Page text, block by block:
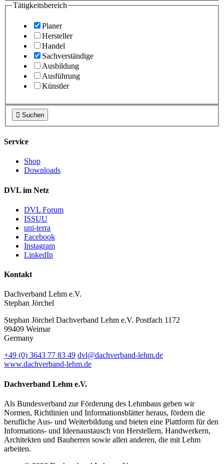
Tätigkeitsbereich
Planer
Hersteller
Handel
Sachverständige
Ausbildung
Ausführung
Künstler
 Suchen
Service
Shop
Downloads
DVL im Netz
DVL Forum
ISSUU
uni-terra
Facebook
Instagram
LinkedIn
Kontakt
Dachverband Lehm e.V.
Stephan Jörchel
Stephan Jörchel Dachverband Lehm e.V. Postfach 1172
99409 Weimar
Germany
+49 (0) 3643 77 83 49 dvl@dachverband-lehm.de
www.dachverband-lehm.de
Dachverband Lehm e.V.
Als Bundesverband zur Förderung des Lehmbaus geben wir
Normen, Richtlinien und Informationsblätter heraus, fördern die
berufliche Aus- und Weiterbildung und bieten eine Plattform für den
Informations- und Ideenaustausch von Herstellern, Handwerkern,
Architekten und Bauherren sowie allen anderen, die mit Lehm
arbeiten.